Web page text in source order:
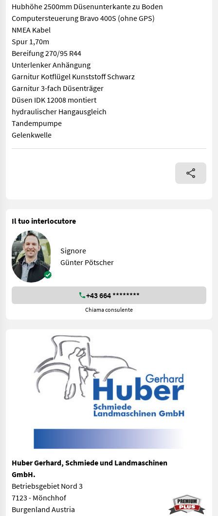
Hubhöhe 2500mm Düsenunterkante zu Boden
Computersteuerung Bravo 400S (ohne GPS)
NMEA Kabel
Spur 1,70m
Bereifung 270/95 R44
Unterlenker Anhängung
Garnitur Kotflügel Kunststoff Schwarz
Garnitur 3-fach Düsenträger
Düsen IDK 12008 montiert
hydraulischer Hangausgleich
Tandempumpe
Gelenkwelle
Vermittlungsverkauf!!! Jesernig S AG 3000 20 m Gigant
Il tuo interlocutore
Signore
Günter Pötscher
+43 664 ********
Chiama consulente
Huber Gerhard, Schmiede und Landmaschinen
GmbH.
Betriebsgebiet Nord 3
7123 - Mönchhof
Burgenland Austria